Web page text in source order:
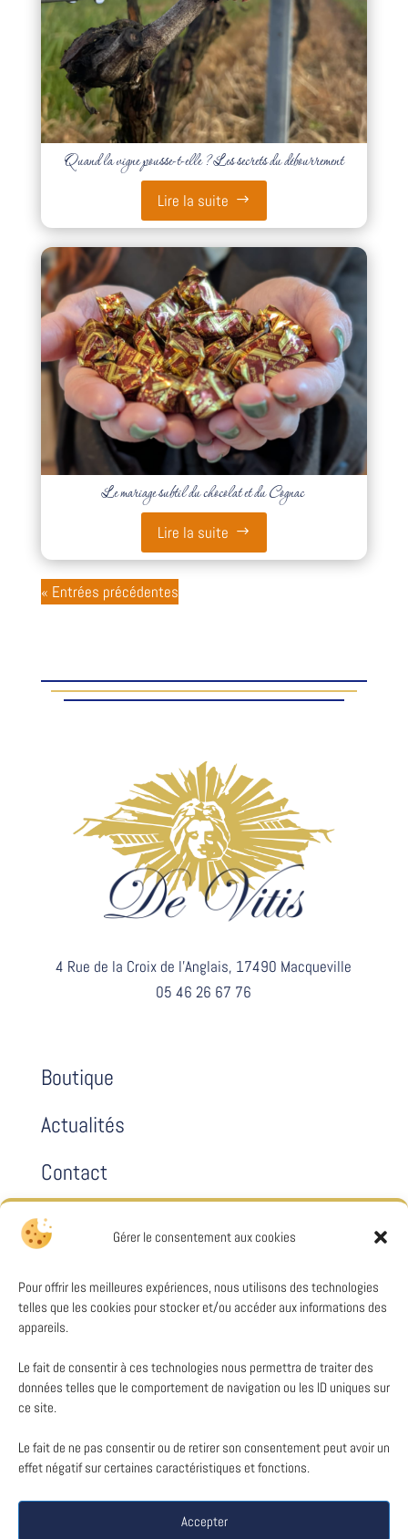
Gérer le consentement aux cookies
Pour offrir les meilleures expériences, nous utilisons des technologies
telles que les cookies pour stocker et/ou accéder aux informations des
appareils.
Le fait de consentir à ces technologies nous permettra de traiter des
données telles que le comportement de navigation ou les ID uniques sur
ce site.
Le fait de ne pas consentir ou de retirer son consentement peut avoir un
effet négatif sur certaines caractéristiques et fonctions.
Accepter
Quand la vigne pousse-t-elle ? Les secrets du débourrement
Lire la suite
Le mariage subtil du chocolat et du Cognac
Lire la suite
« Entrées précédentes
4 Rue de la Croix de l’Anglais, 17490 Macqueville
05 46 26 67 76
Boutique
Actualités
Contact
Mentions légales
Politiques de confidentialité
Copyright © 2010/2026 4 Rue de la Croix de l'Anglais,